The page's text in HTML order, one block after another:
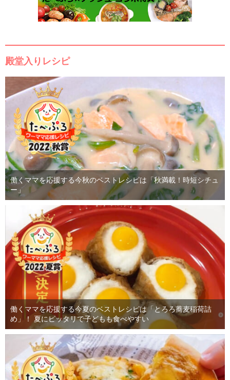
殿堂入りレシピ
働くママを応援する今秋のベストレシピは「秋満載！時短シチュ
ー」
働くママを応援する今夏のベストレシピは「とろろ蕎麦稲荷詰
め」！ 夏にピッタリで子どもも食べやすい